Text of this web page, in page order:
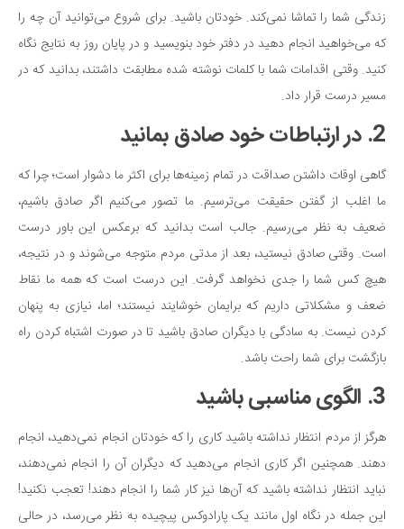
زندگی شما را تماشا نمی‌کند. خودتان باشید. برای شروع می‌توانید آن چه را
که می‌خواهید انجام دهید در دفتر خود بنویسید و در پایان روز به نتایج نگاه
کنید. وقتی اقدامات شما با کلمات نوشته شده مطابقت داشتند، بدانید که در
مسیر درست قرار داد.
2. در ارتباطات خود صادق بمانید
گاهی اوقات داشتن صداقت در تمام زمینه‌ها برای اکثر ما دشوار است؛ چرا که
ما اغلب از گفتن حقیقت می‌ترسیم. ما تصور می‌کنیم اگر صادق باشیم،
ضعیف به نظر می‌رسیم. جالب است بدانید که برعکس این باور درست
است. وقتی صادق نیستید، بعد از مدتی مردم متوجه می‌شوند و در نتیجه،
هیچ کس شما را جدی نخواهد گرفت. این درست است که همه ما نقاط
ضعف و مشکلاتی داریم که برایمان خوشایند نیستند؛ اما، نیازی به پنهان
کردن نیست. به سادگی با دیگران صادق باشید تا در صورت اشتباه کردن راه
بازگشت برای شما راحت باشد.
3. الگوی مناسبی باشید
هرگز از مردم انتظار نداشته باشید کاری را که خودتان انجام نمی‌دهید، انجام
دهند. همچنین اگر کاری انجام می‌دهید که دیگران آن را انجام نمی‌دهند،
نباید انتظار نداشته باشید که آن‌ها نیز کار شما را انجام دهند! تعجب نکنید!
این جمله در نگاه اول مانند یک پارادوکس پیچیده به نظر می‌رسد، در حالی